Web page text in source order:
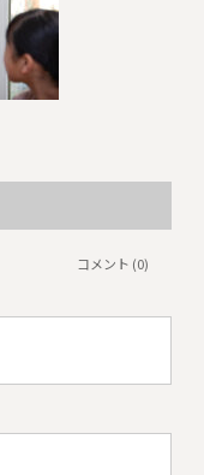
コメント (0)